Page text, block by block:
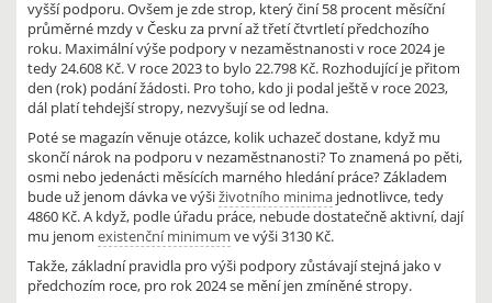
vyšší podporu. Ovšem je zde strop, který činí 58 procent měsíční
průměrné mzdy v Česku za první až třetí čtvrtletí předchozího
roku. Maximální výše podpory v nezaměstnanosti v roce 2024 je
tedy 24.608 Kč. V roce 2023 to bylo 22.798 Kč. Rozhodující je přitom
den (rok) podání žádosti. Pro toho, kdo ji podal ještě v roce 2023,
dál platí tehdejší stropy, nezvyšují se od ledna.
Poté se magazín věnuje otázce, kolik uchazeč dostane, když mu
skončí nárok na podporu v nezaměstnanosti? To znamená po pěti,
osmi nebo jedenácti měsících marného hledání práce? Základem
bude už jenom dávka ve výšiživotního minima jednotlivce, tedy
4860 Kč. A když, podle úřadu práce, nebude dostatečně aktivní, dají
mu jenom existenční minimum ve výši 3130 Kč.
Takže, základní pravidla pro výši podpory zůstávají stejná jako v
předchozím roce, pro rok 2024 se mění jen zmíněné stropy.